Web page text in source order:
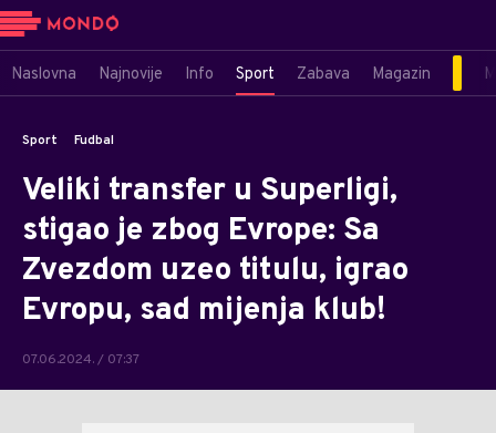
Naslovna Najnovije Info Sport Zabava Magazin
Sport Fudbal
Veliki transfer u Superligi,
stigao je zbog Evrope: Sa
Zvezdom uzeo titulu, igrao
Evropu, sad mijenja klub!
07.06.2024. / 07:37